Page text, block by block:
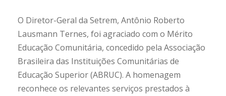
O Diretor-Geral da Setrem, Antônio Roberto
Lausmann Ternes, foi agraciado com o Mérito
Educação Comunitária, concedido pela Associação
Brasileira das Instituições Comunitárias de
Educação Superior (ABRUC). A homenagem
reconhece os relevantes serviços prestados à